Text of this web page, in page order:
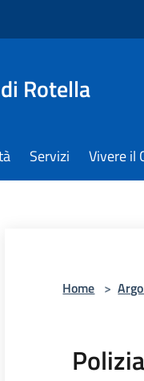
Rotella
Servizi Vivere il
Home >
Polizia